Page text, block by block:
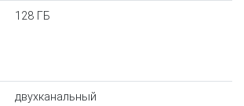
128 ГБ
двухканальный